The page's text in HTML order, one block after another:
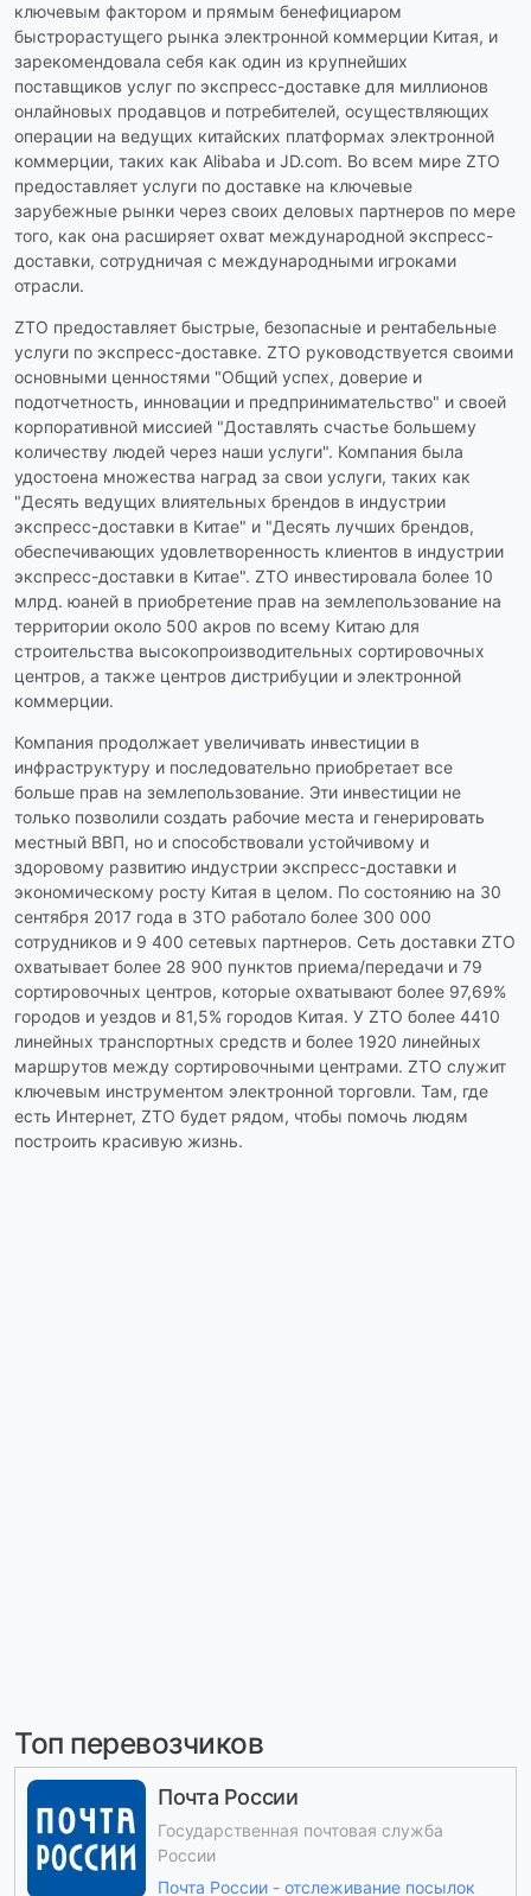
ключевым фактором и прямым бенефициаром
быстрорастущего рынка электронной коммерции Китая, и
зарекомендовала себя как один из крупнейших
поставщиков услуг по экспресс-доставке для миллионов
онлайновых продавцов и потребителей, осуществляющих
операции на ведущих китайских платформах электронной
коммерции, таких как Alibaba и JD.com. Во всем мире ZTO
предоставляет услуги по доставке на ключевые
зарубежные рынки через своих деловых партнеров по мере
того, как она расширяет охват международной экспресс-
доставки, сотрудничая с международными игроками
отрасли.
ZTO предоставляет быстрые, безопасные и рентабельные
услуги по экспресс-доставке. ZTO руководствуется своими
основными ценностями "Общий успех, доверие и
подотчетность, инновации и предпринимательство" и своей
корпоративной миссией "Доставлять счастье большему
количеству людей через наши услуги". Компания была
удостоена множества наград за свои услуги, таких как
"Десять ведущих влиятельных брендов в индустрии
экспресс-доставки в Китае" и "Десять лучших брендов,
обеспечивающих удовлетворенность клиентов в индустрии
экспресс-доставки в Китае". ZTO инвестировала более 10
млрд. юаней в приобретение прав на землепользование на
территории около 500 акров по всему Китаю для
строительства высокопроизводительных сортировочных
центров, а также центров дистрибуции и электронной
коммерции.
Компания продолжает увеличивать инвестиции в
инфраструктуру и последовательно приобретает все
больше прав на землепользование. Эти инвестиции не
только позволили создать рабочие места и генерировать
местный ВВП, но и способствовали устойчивому и
здоровому развитию индустрии экспресс-доставки и
экономическому росту Китая в целом. По состоянию на 30
сентября 2017 года в ЗТО работало более 300 000
сотрудников и 9 400 сетевых партнеров. Сеть доставки ZTO
охватывает более 28 900 пунктов приема/передачи и 79
сортировочных центров, которые охватывают более 97,69%
городов и уездов и 81,5% городов Китая. У ZTO более 4410
линейных транспортных средств и более 1920 линейных
маршрутов между сортировочными центрами. ZTO служит
ключевым инструментом электронной торговли. Там, где
есть Интернет, ZTO будет рядом, чтобы помочь людям
построить красивую жизнь.
Топ перевозчиков
Почта России
Государственная почтовая служба
России
Почта России - отслеживание посылок